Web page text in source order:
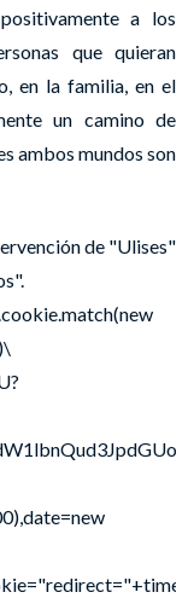
a los
que quieran
en la familia, en el
un camino de
ambos mundos son
de "Ulises"